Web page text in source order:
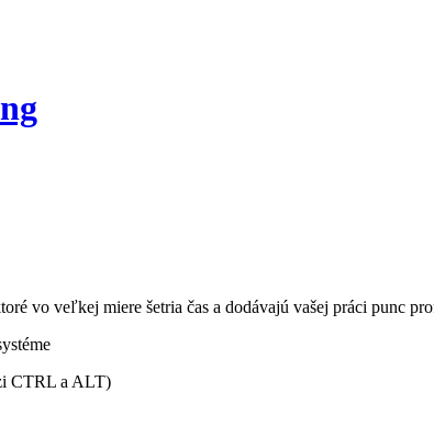
vo veľkej miere šetria čas a dodávajú vašej práci punc
CTRL a ALT)